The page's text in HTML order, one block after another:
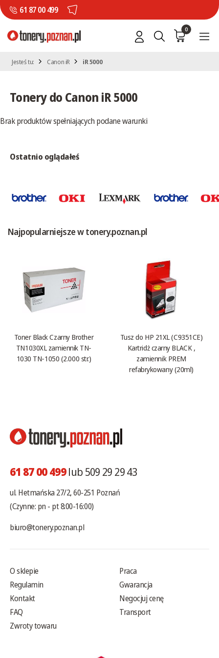
61 87 00 499
0
Jesteś tu: Canon iR iR 5000
Tonery do Canon iR 5000
Brak produktów spełniających podane warunki
Ostatnio oglądałeś
Najpopularniejsze w tonery.poznan.pl
Toner Black Czarny Brother
TN1030XL zamiennik TN-
1030 TN-1050 (2.000 str.)
Tusz do HP 21XL (C9351CE)
Kartridż czarny BLACK ,
zamiennik PREM
refabrykowany (20ml)
61 87 00 499lub 509 29 29 43
ul. Hetmańska 27/2, 60-251 Poznań
(Czynne: pn - pt 8:00-16:00)
biuro@tonery.poznan.pl
O sklepie
Regulamin
Kontakt
FAQ
Zwroty towaru
Praca
Gwarancja
Negocjuj cenę
Transport